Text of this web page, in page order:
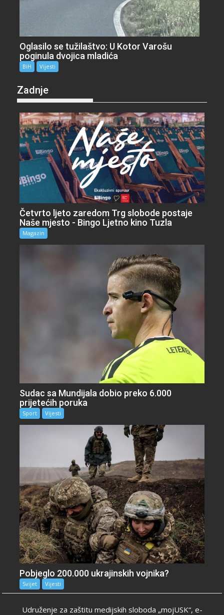
Oglasilo se tužilaštvo: U Kotor Varošu
poginula dvojica mladića
BiH Vijesti
Zadnje
Četvrto ljeto zaredom Trg slobode postaje
Naše mjesto - Bingo Ljetno kino Tuzla
Magazin
Sudac sa Mundijala dobio preko 6.000
prijetećih poruka
Sport Vijesti
Pobjeglo 200.000 ukrajinskih vojnika?
Svijet Vijesti
Udruženje za zaštitu medijskih sloboda „mojUSK“, e-